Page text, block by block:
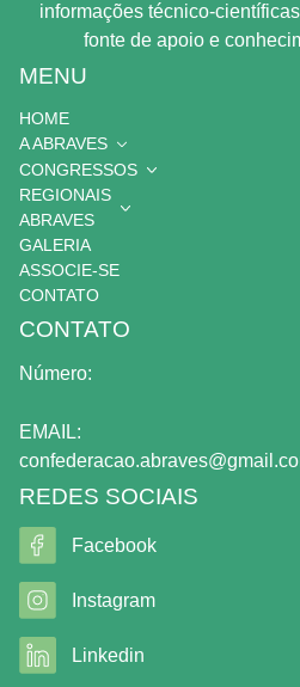
informações técnico-
fonte de apoio e
MENU
HOME
A ABRAVES
CONGRESSOS
REGIONAIS
ABRAVES
GALERIA
ASSOCIE-SE
CONTATO
CONTATO
Número:
EMAIL:
REDES SOCIAIS
Facebook
Instagram
Linkedin